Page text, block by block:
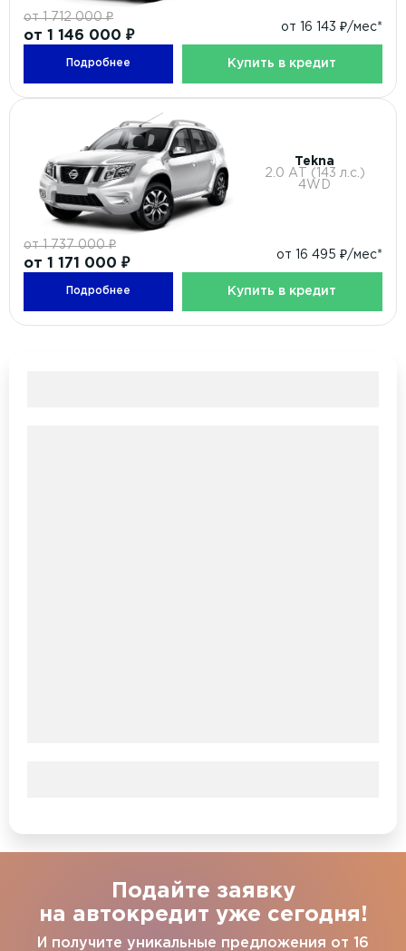
от 1 712 000 ₽
от 1 146 000 ₽
от 16 143 ₽/мес*
Подробнее Купить в кредит
Tekna
2.0 АТ (143 л.с.)
4WD
от 1 737 000 ₽
от 1 171 000 ₽
от 16 495 ₽/мес*
Подробнее Купить в кредит
Подайте заявку
на автокредит уже сегодня!
И получите уникальные предложения от 16